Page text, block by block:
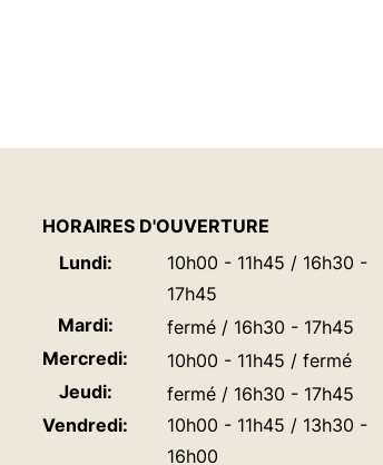
HORAIRES D'OUVERTURE
Lundi:
10h00 - 11h45 / 16h30 -
17h45
Mardi:
fermé / 16h30 - 17h45
Mercredi:
10h00 - 11h45 / fermé
Jeudi:
fermé / 16h30 - 17h45
Vendredi:
10h00 - 11h45 / 13h30 -
16h00